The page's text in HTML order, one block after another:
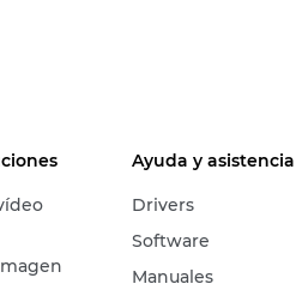
Ayuda y asistencia
Drivers
Software
Manuales